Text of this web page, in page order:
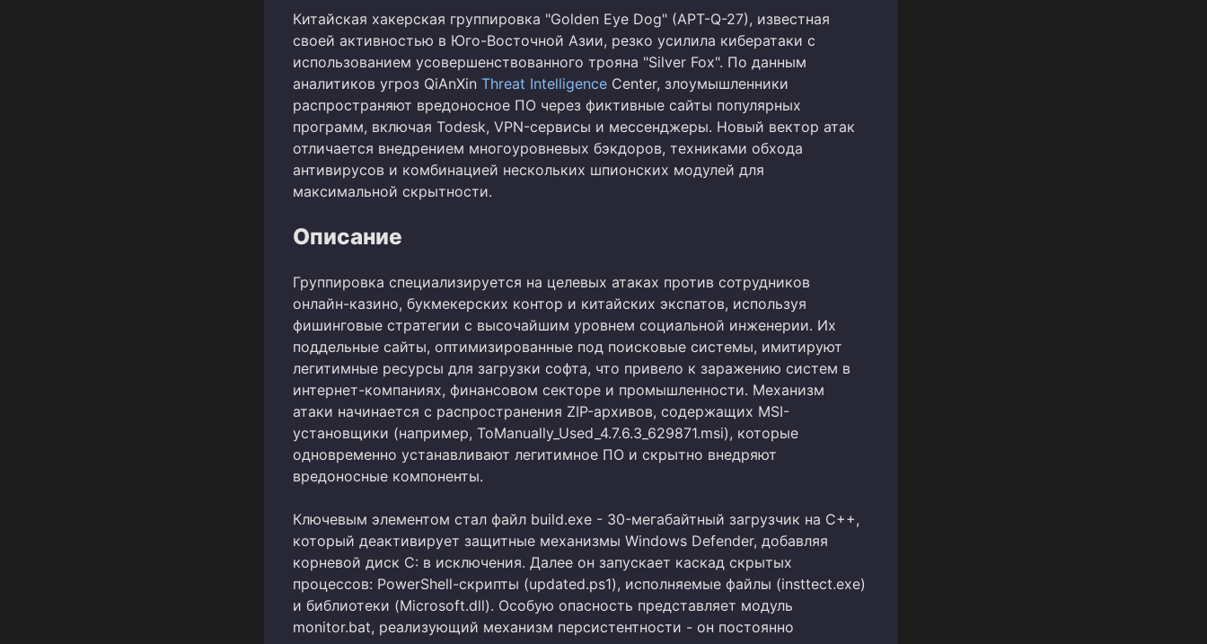
Китайская хакерская группировка "Golden Eye Dog" (APT-Q-27), известная
своей активностью в Юго-Восточной Азии, резко усилила кибератаки с
использованием усовершенствованного трояна "Silver Fox". По данным
аналитиков угроз QiAnXin Threat Intelligence Center, злоумышленники
распространяют вредоносное ПО через фиктивные сайты популярных
программ, включая Todesk, VPN-сервисы и мессенджеры. Новый вектор атак
отличается внедрением многоуровневых бэкдоров, техниками обхода
антивирусов и комбинацией нескольких шпионских модулей для
максимальной скрытности.
Описание
Группировка специализируется на целевых атаках против сотрудников
онлайн-казино, букмекерских контор и китайских экспатов, используя
фишинговые стратегии с высочайшим уровнем социальной инженерии. Их
поддельные сайты, оптимизированные под поисковые системы, имитируют
легитимные ресурсы для загрузки софта, что привело к заражению систем в
интернет-компаниях, финансовом секторе и промышленности. Механизм
атаки начинается с распространения ZIP-архивов, содержащих MSI-
установщики (например, ToManually_Used_4.7.6.3_629871.msi), которые
одновременно устанавливают легитимное ПО и скрытно внедряют
вредоносные компоненты.
Ключевым элементом стал файл build.exe - 30-мегабайтный загрузчик на C++,
который деактивирует защитные механизмы Windows Defender, добавляя
корневой диск C: в исключения. Далее он запускает каскад скрытых
процессов: PowerShell-скрипты (updated.ps1), исполняемые файлы (insttect.exe)
и библиотеки (Microsoft.dll). Особую опасность представляет модуль
monitor.bat, реализующий механизм персистентности - он постоянно